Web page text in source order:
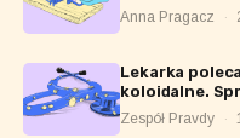
Anna Pragacz ·
Lekarka
koloidalne.
Zespół Pravdy ·